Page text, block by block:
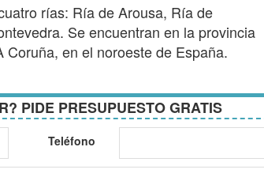
rías: Ría de Arousa, Ría de
Se encuentran en la provincia
en el noroeste de España.
PIDE PRESUPUESTO GRATIS
Teléfono